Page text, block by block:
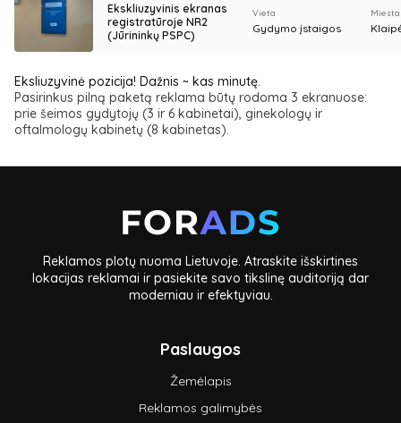
Ekskliuzyvinis ekranas
registratūroje NR2
(Jūrininkų PSPC)
Vieta
Gydymo įstaigos
Eksliuzyvinė pozicija! Dažnis ~ kas minutę.
Pasirinkus pilną paketą reklama būtų rodoma 3 ekranuose:
prie šeimos gydytojų (3 ir 6 kabinetai), ginekologų ir
oftalmologų kabinetų (8 kabinetas).
Reklamos plotų nuoma Lietuvoje. Atraskite išskirtines
lokacijas reklamai ir pasiekite savo tikslinę auditoriją dar
moderniau ir efektyviau.
Paslaugos
Žemėlapis
Reklamos galimybės